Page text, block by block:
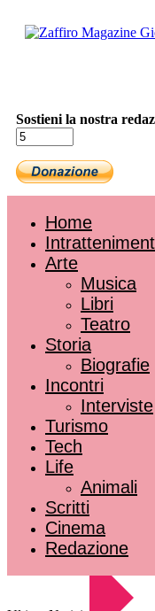
Sostieni la nostra
Home
Arte
Musica
Libri
Teatro
Storia
Biografie
Incontri
Interviste
Turismo
Tech
Life
Animali
Scritti
Cinema
Redazione